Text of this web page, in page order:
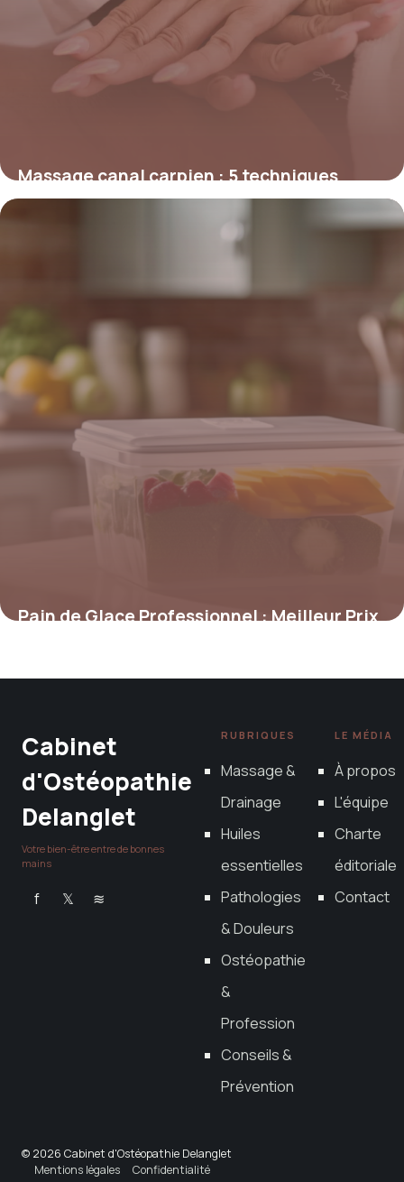
Massage canal carpien : 5 techniques
soulagement
Pain de Glace Professionnel : Meilleur Prix
Cabinet
d'Ostéopathie
Delanglet
Votre bien-être entre de bonnes
mains
f 𝕏 ≋
RUBRIQUES
Massage &
Drainage
Huiles
essentielles
Pathologies
& Douleurs
Ostéopathie
&
Profession
Conseils &
Prévention
LE MÉDIA
À propos
L'équipe
Charte
éditoriale
Contact
© 2026 Cabinet d'Ostéopathie Delanglet
Mentions légales
Confidentialité